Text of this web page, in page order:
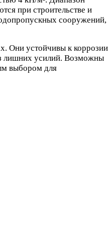
при строительстве и
сооружений,
Они устойчивы к коррозии
лишних усилий. Возможны
выбором для